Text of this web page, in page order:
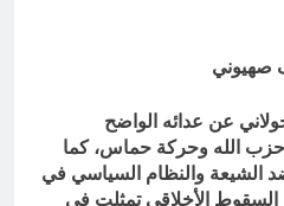
صهيوني
عن عدائه الواضح
حزب الله وحركة حماس، كما
الشيعة والنظام السياسي في
السقوط الأخلاقي تمثلت في